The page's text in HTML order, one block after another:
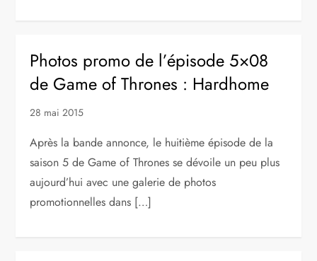
Photos promo de l’épisode 5×08
de Game of Thrones : Hardhome
28 mai 2015
Après la bande annonce, le huitième épisode de la
saison 5 de Game of Thrones se dévoile un peu plus
aujourd’hui avec une galerie de photos
promotionnelles dans […]